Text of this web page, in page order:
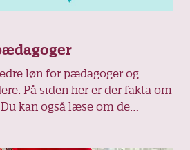
løn for pædagoger og
På siden her er der fakta om
kan også læse om de